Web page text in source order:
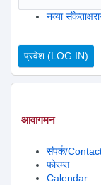
नव्या
आवागमन
संपर्क/
फोरम्स
Calendar